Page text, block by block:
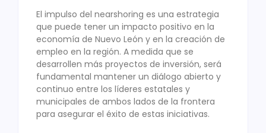
El impulso del nearshoring es una estrategia
que puede tener un impacto positivo en la
economía de Nuevo León y en la creación de
empleo en la región. A medida que se
desarrollen más proyectos de inversión, será
fundamental mantener un diálogo abierto y
continuo entre los líderes estatales y
municipales de ambos lados de la frontera
para asegurar el éxito de estas iniciativas.